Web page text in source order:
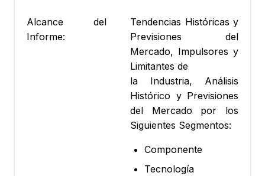
Alcance del
Informe:
Tendencias Históricas y
Previsiones del
Mercado, Impulsores y
Limitantes de
la Industria, Análisis
Histórico y Previsiones
del Mercado por los
Siguientes Segmentos:
Componente
Tecnología